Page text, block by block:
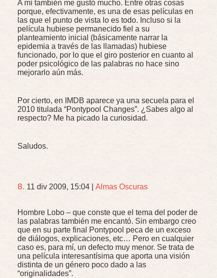
A mí también me gustó mucho. Entre otras cosas
porque, efectivamente, es una de esas películas en
las que el punto de vista lo es todo. Incluso si la
película hubiese permanecido fiel a su
planteamiento inicial (básicamente narrar la
epidemia a través de las llamadas) hubiese
funcionado, por lo que el giro posterior en cuanto al
poder psicológico de las palabras no hace sino
mejorarlo aún más.
Por cierto, en IMDB aparece ya una secuela para el
2010 titulada “Pontypool Changes”. ¿Sabes algo al
respecto? Me ha picado la curiosidad.
Saludos.
8. 11 div 2009, 15:04 Almas Oscuras
Hombre Lobo – que conste que el tema del poder de
las palabras también me encantó. Sin embargo creo
que en su parte final Pontypool peca de un exceso
de diálogos, explicaciones, etc… Pero en cualquier
caso es, para mí, un defecto muy menor. Se trata de
una película interesantísima que aporta una visión
distinta de un género poco dado a las
“originalidades”.